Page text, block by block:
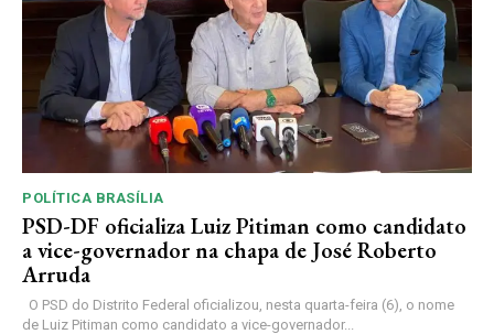
POLÍTICA BRASÍLIA
PSD-DF oficializa Luiz Pitiman como candidato
a vice-governador na chapa de José Roberto
Arruda
de Luiz Pitiman como candidato a vice-governador...